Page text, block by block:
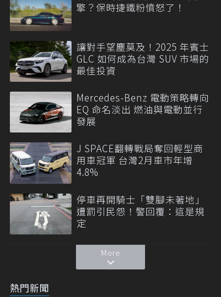
擎？保時捷鐵粉憤怒了！
讓對手望塵莫及！2025 年賓士
GLC 如何成為台灣 SUV 市場的
最佳投資
Mercedes-Benz 電動策略轉向
EQ 命名淡出 燃油與電動並行
發展
J SPACE翻轉戰局奪回輕型商
用車冠軍 台灣2月車市年增
4.8%
停車再開騎士「雙腳未著地」
遭罰引民怨！警回覆：這是規
定
More
熱門新聞